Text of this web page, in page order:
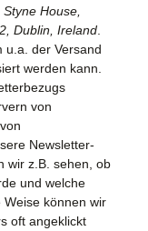
House,
Dublin, Ireland
u.a. der Versand
werden kann.
von
Newsletter-
wir z.B. sehen, ob
und welche
Weise können wir
oft angeklickt